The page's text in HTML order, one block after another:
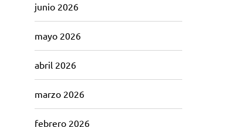
junio 2026
mayo 2026
abril 2026
marzo 2026
febrero 2026